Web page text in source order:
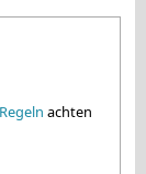
achten